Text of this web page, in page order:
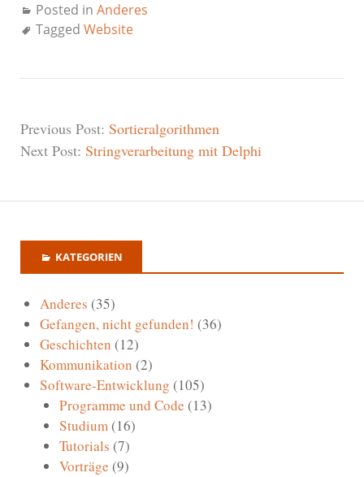
Posted in Anderes
Tagged Website
Previous Post: Sortieralgorithmen
Next Post: Stringverarbeitung mit Delphi
KATEGORIEN
Anderes (35)
Gefangen, nicht gefunden! (36)
Geschichten (12)
Kommunikation (2)
Software-Entwicklung (105)
Programme und Code (13)
Studium(16)
Tutorials (7)
Vorträge (9)